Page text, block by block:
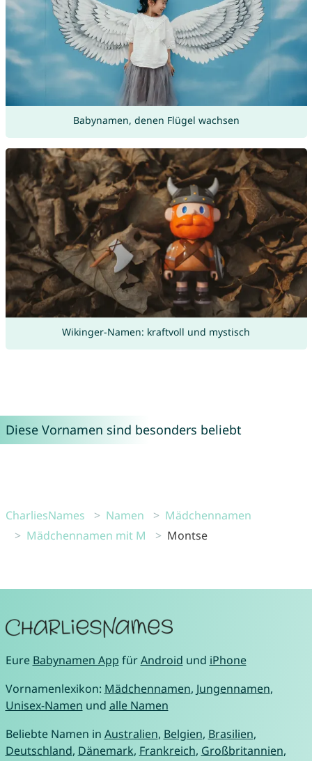
Babynamen, denen Flügel wachsen
Wikinger-Namen: kraftvoll und mystisch
Diese Vornamen sind besonders beliebt
CharliesNames Namen
Mädchennamen
Mädchennamen mit M
Montse
Eure Babynamen App fürAndroid und iPhone
Vornamenlexikon: Mädchennamen, Jungennamen,
Unisex-Namen und alle Namen
Beliebte Namen in Australien, Belgien, Brasilien,
Deutschland, Dänemark, Frankreich, Großbritannien,